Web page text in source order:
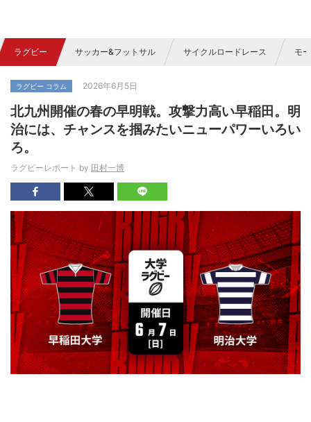
ラグビー サッカー&フットサル サイクルロードレース モ
ラグビー コラム 2026年6月5日
北九州開催の春の早明戦。攻撃力高い早稲田。明
治には、チャンスを掴みたいニューパワーいろい
ろ。
ラグビーレポート by 田村一博